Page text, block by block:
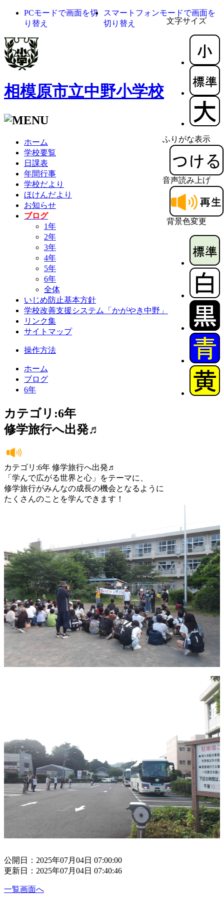
文字サイズ
ふりがな表示
音声読み上げ
背景色変更
PCモードで画面を切
り替え
スマートフォンモードで画面を
切り替え
相模原市立中野小学校
ホーム
学校要覧
日課表
年間行事
学校だより
ほけんだより
お知らせ
ブログ
1年
2年
3年
4年
5年
6年
全体
いじめ防止基本方針
学校改善支援システム「かがやき中野」
リンク集
サイトマップ
操作方法
ホーム
ブログ
6年
カテゴリ:6年
修学旅行へ出発♬
カテゴリ:6年 修学旅行へ出発♬
「学んで広がる世界と心」をテーマに、
修学旅行がみんなの成長の機会となるように
たくさんのことを学んできます！
公開日：2025年07月04日 07:00:00
更新日：2025年07月04日 07:40:46
一覧画面へ